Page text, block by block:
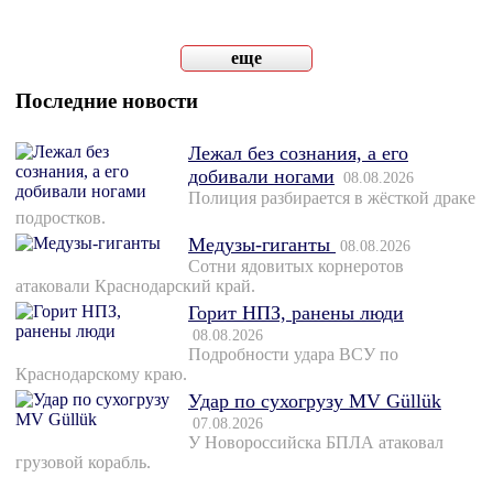
еще
Последние новости
Лежал без сознания, а его
добивали ногами 08.08.2026
Полиция разбирается в жёсткой драке
подростков.
Медузы-гиганты 08.08.2026
Сотни ядовитых корнеротов
атаковали Краснодарский край.
Горит НПЗ, ранены люди
08.08.2026
Подробности удара ВСУ по
Краснодарскому краю.
Удар по сухогрузу MV Güllük
07.08.2026
У Новороссийска БПЛА атаковал
грузовой корабль.